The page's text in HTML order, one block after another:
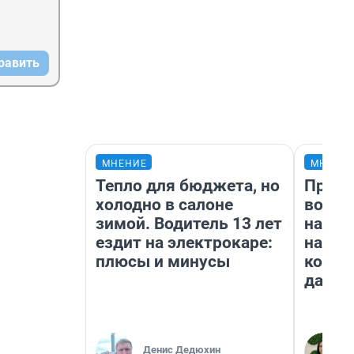
МНЕНИЕ
Тепло для бюджета, но
холодно в салоне
зимой. Водитель 13 лет
ездит на электрокаре:
плюсы и минусы
Денис Дедюхин
нам
даже